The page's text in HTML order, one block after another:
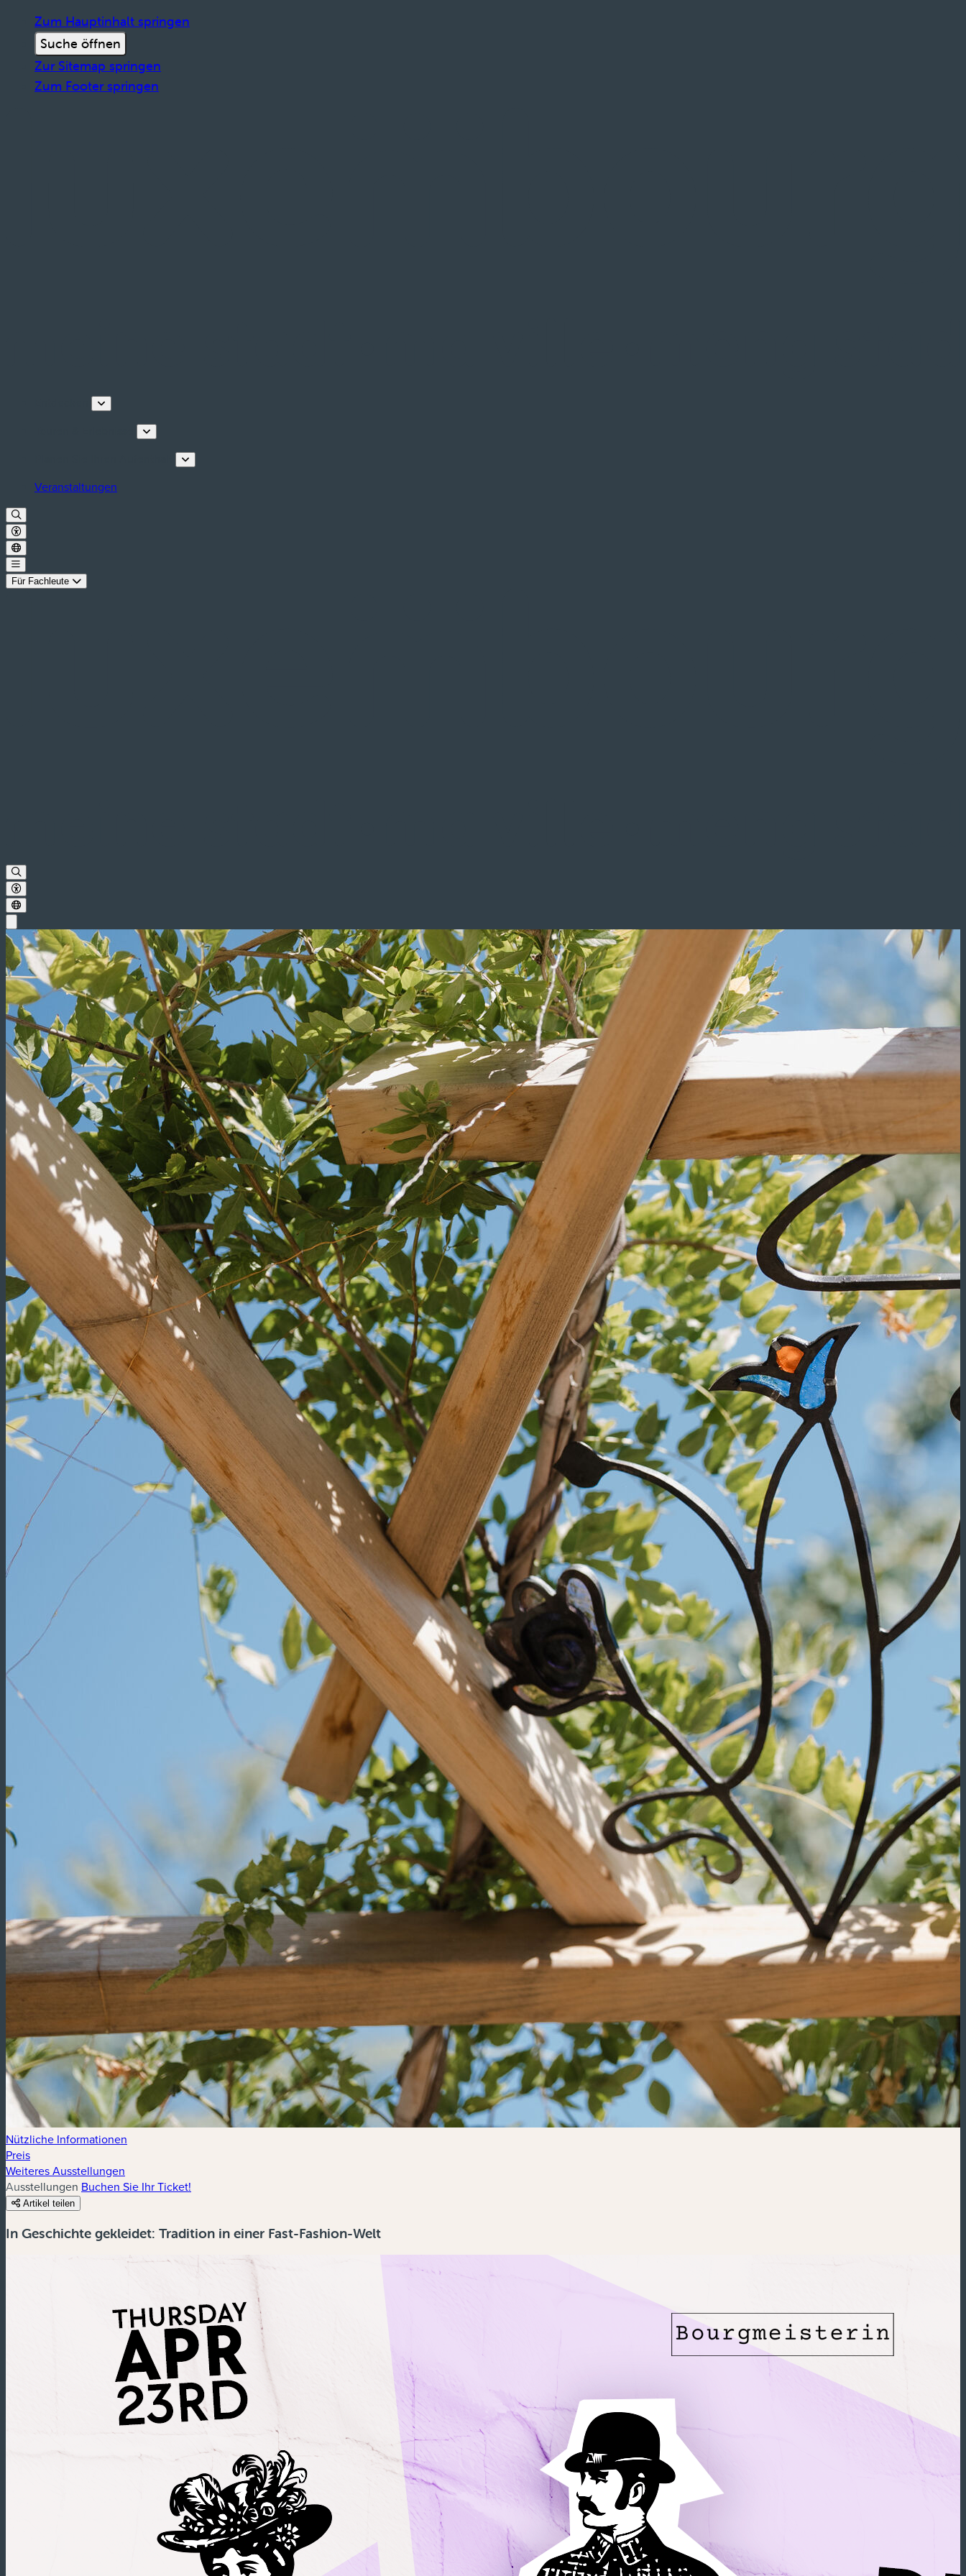
Zum Hauptinhalt springen
Suche öffnen
Zur Sitemap springen
Zum Footer springen
Veranstaltungen
Für Fachleute
Nützliche Informationen
Preis
Weiteres Ausstellungen
Ausstellungen Buchen Sie Ihr Ticket!
Artikel teilen
In Geschichte gekleidet: Tradition in einer Fast-Fashion-Welt